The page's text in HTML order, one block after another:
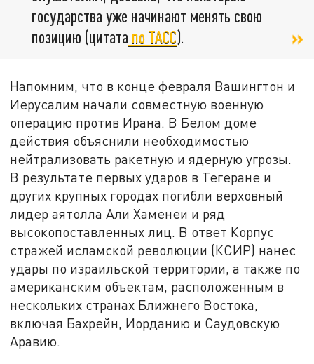
государства уже начинают менять свою
позицию (цитата по ТАСС).
Напомним, что в конце февраля Вашингтон и
Иерусалим начали совместную военную
операцию против Ирана. В Белом доме
действия объяснили необходимостью
нейтрализовать ракетную и ядерную угрозы.
В результате первых ударов в Тегеране и
других крупных городах погибли верховный
лидер аятолла Али Хаменеи и ряд
высокопоставленных лиц. В ответ Корпус
стражей исламской революции (КСИР) нанес
удары по израильской территории, а также по
американским объектам, расположенным в
нескольких странах Ближнего Востока,
включая Бахрейн, Иорданию и Саудовскую
Аравию.